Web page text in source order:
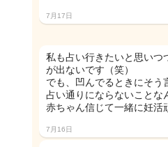
7月17日
私も占い行きたいと思い
が出ないです（笑）
でも、凹んでるときにそう
占い通りにならないことな
赤ちゃん信じて一緒に妊活
7月16日